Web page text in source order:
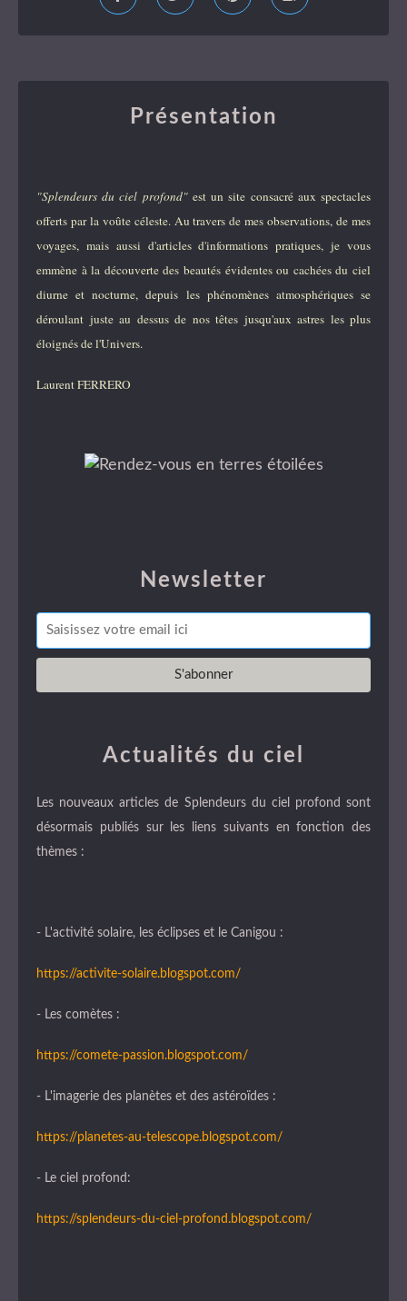
Newsletter
Présentation
"Splendeurs du ciel profond"est un site consacré aux spectacles
offerts par la voûte céleste. Au travers de mes observations, de mes
voyages, mais aussi d'articles d'informations pratiques, je vous
emmène à la découverte des beautés évidentes ou cachées du ciel
diurne et nocturne, depuis les phénomènes atmosphériques se
déroulant juste au dessus de nos têtes jusqu'aux astres les plus
éloignés de l'Univers.
Laurent FERRERO
Actualités du ciel
Les nouveaux articles de Splendeurs du ciel profond sont
désormais publiés sur les liens suivants en fonction des
thèmes :
- L'activité solaire, les éclipses et le Canigou :
https://activite-solaire.blogspot.com/
- Les comètes :
https://comete-passion.blogspot.com/
- L'imagerie des planètes et des astéroïdes :
https://planetes-au-telescope.blogspot.com/
- Le ciel profond:
https://splendeurs-du-ciel-profond.blogspot.com/